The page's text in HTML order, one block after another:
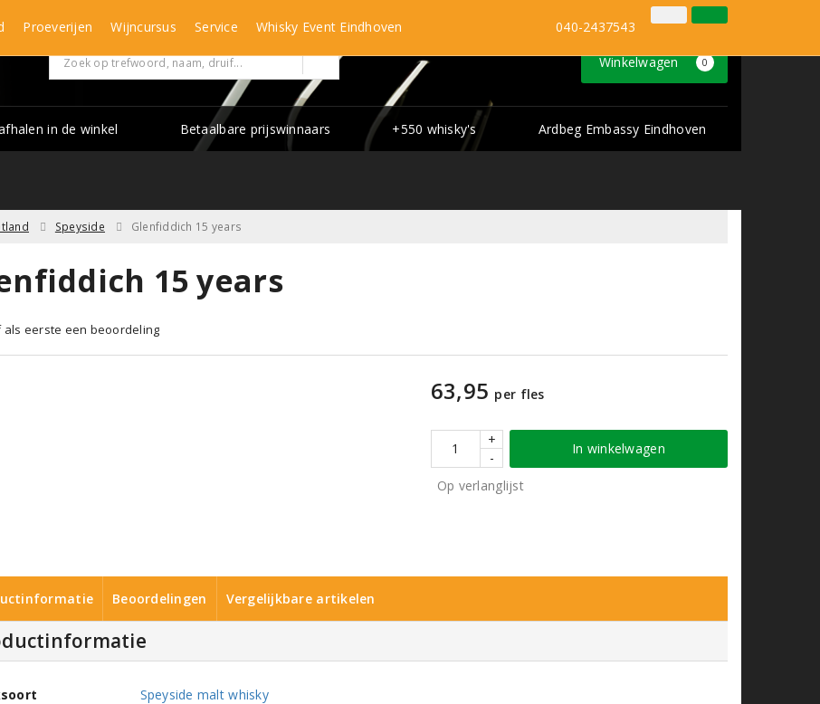
Inloggen Klantenservice
Winkelwagen 0
in de winkel Betaalbare prijswinnaars +550 whisky's Ardbeg Embassy Eindhoven
Proeverijen Wijncursus Service Whisky Event Eindhoven 040-2437543
Speyside Glenfiddich 15 years
15 years
als eerste een beoordeling
63,95 per fles
+
-
In winkelwagen
Op verlanglijst
Beoordelingen Vergelijkbare artikelen
Speyside malt whisky